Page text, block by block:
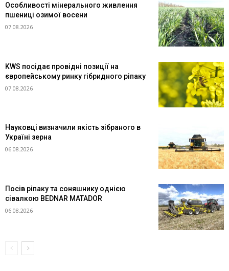
Особливості мінерального живлення
пшениці озимої восени
07.08.2026
KWS посідає провідні позиції на
європейському ринку гібридного ріпаку
07.08.2026
Науковці визначили якість зібраного в
Україні зерна
06.08.2026
Посів ріпаку та соняшнику однією
сівалкою BEDNAR MATADOR
06.08.2026